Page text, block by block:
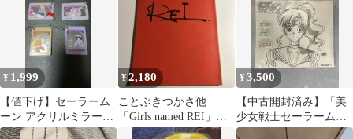
¥ 1,999
【値下げ】セーラーム
ーン アクリルミラーキ
ーホルダー まとめ
¥2,180
ことぶきつかさ他
「Girls named REI」セ
ーラームーン 春麗
¥3,500
【中古開封済み】「美
少女戦士セーラームー
ン」ホビーセル セー